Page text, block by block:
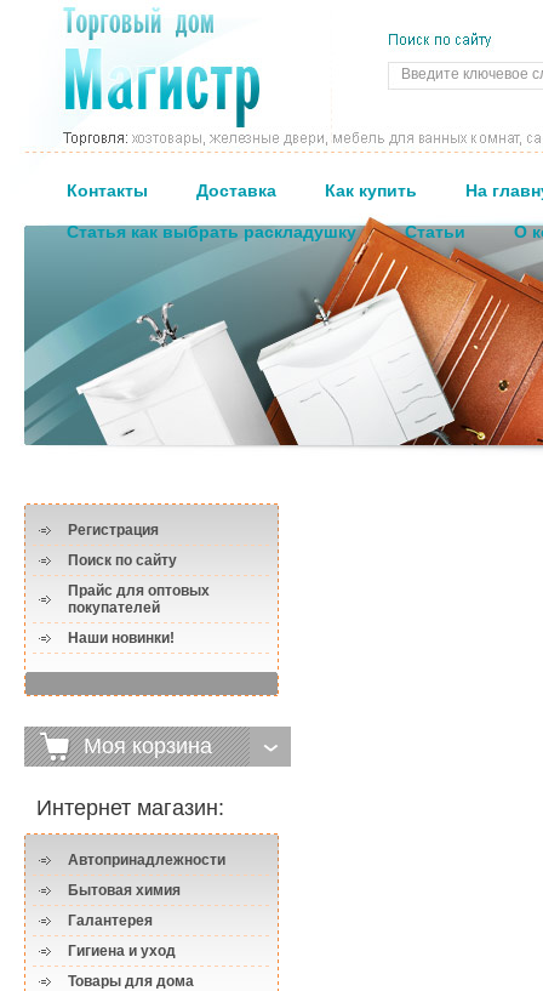
Контакты Доставка Как купить На
Статья как выбрать раскладушку Статьи О
Регистрация
Поиск по сайту
Прайс для оптовых
покупателей
Наши новинки!
Моя корзина
Интернет магазин:
Автопринадлежности
Бытовая химия
Галантерея
Гигиена и уход
Товары для дома